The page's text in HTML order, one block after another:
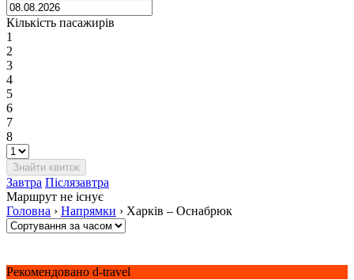
Кількість пасажирів
1
2
3
4
5
6
7
8
Завтра Післязавтра
Маршрут не існує
Головна › Напрямки › Харків – Оснабрюк
Рекомендовано d-travel